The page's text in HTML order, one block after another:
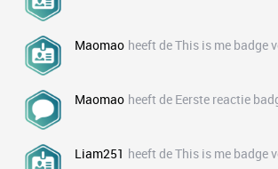
Maomao heeft de This is me badge
Maomao heeft de Eerste reactie
Liam251 heeft de This is me badge